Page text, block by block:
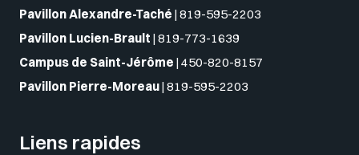
Pavillon Alexandre-Taché | 819-595-2203
Pavillon Lucien-Brault | 819-773-1639
Campus de Saint-Jérôme | 450-820-8157
Pavillon Pierre-Moreau| 819-595-2203
Liens rapides